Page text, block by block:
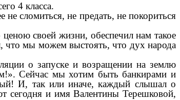
4 класса.
сломиться, не предать, не покориться
своей жизни, обеспечил нам такое
что мы можем выстоять, что дух народа
о запуске и возращении на землю
Сейчас мы хотим быть банкирами и
И, так или иначе, каждый слышал о
сегодня и имя Валентины Терешковой,